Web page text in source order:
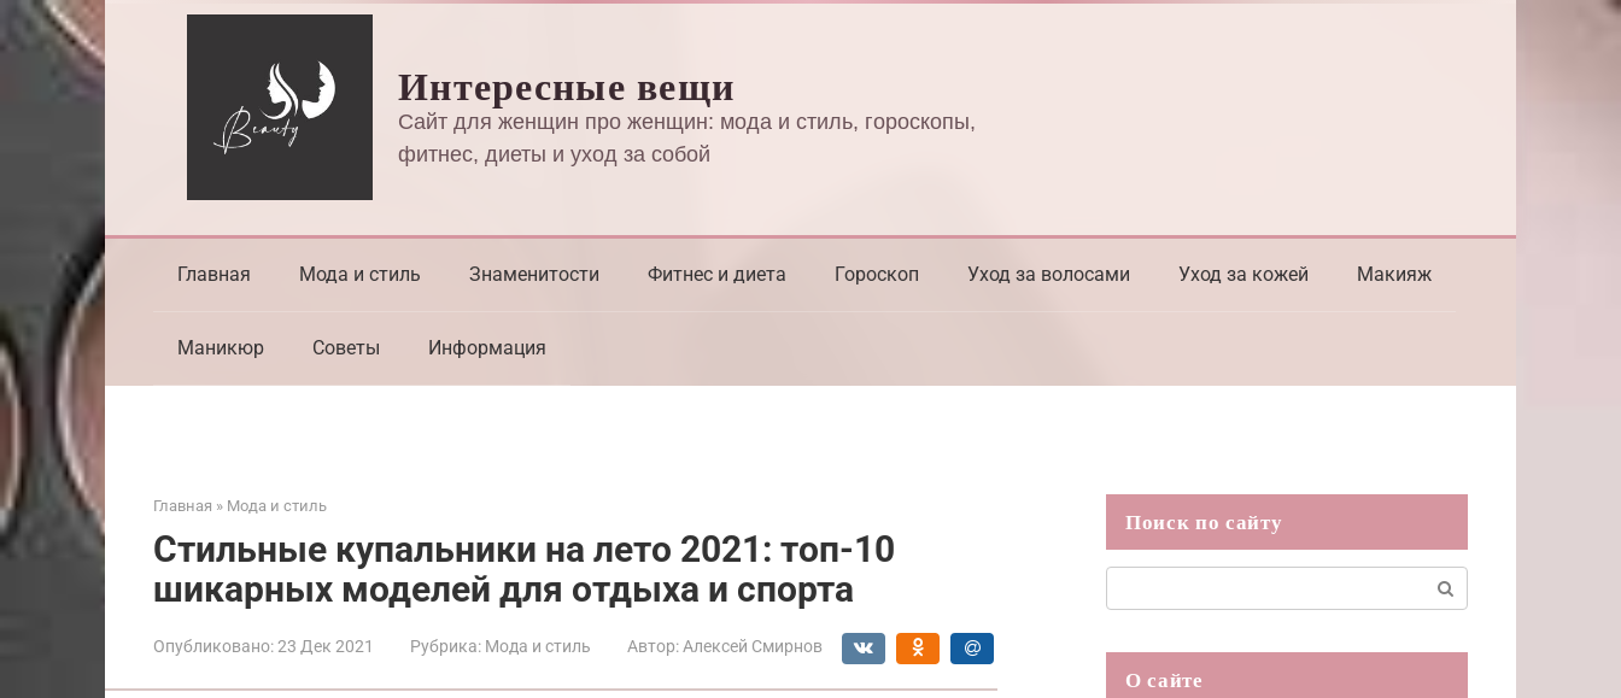
Перейти
к
контенту
Интересные вещи
Сайт для женщин про женщин: мода и стиль, гороскопы,
фитнес, диеты и уход за собой
Главная Мода и стиль Знаменитости Фитнес и диета Гороскоп Уход за волосами Уход за кожей Макияж
Маникюр Советы Информация
Главная » Мода и стиль
Стильные купальники на лето 2021: топ-10
шикарных моделей для отдыха и спорта
Опубликовано:23 Дек 2021 Рубрика: Мода и стиль Автор: Алексей Смирнов
Поиск по сайту
О сайте